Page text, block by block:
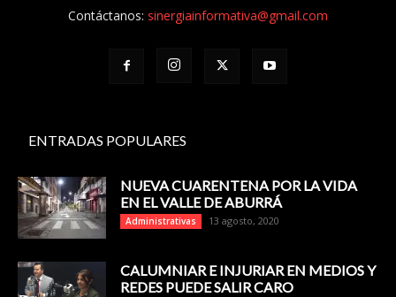
Contáctanos: sinergiainformativa@gmail.com
ENTRADAS POPULARES
NUEVA CUARENTENA POR LA VIDA
EN EL VALLE DE ABURRÁ
Administrativas 13 agosto, 2020
CALUMNIAR E INJURIAR EN MEDIOS Y
REDES PUEDE SALIR CARO